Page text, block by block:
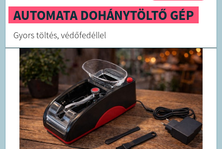
AUTOMATA DOHÁNYTÖLTŐ GÉP
Gyors töltés, védőfedéllel